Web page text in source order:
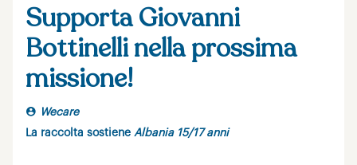
Supporta Giovanni
Bottinelli nella prossima
missione!
Wecare
La raccolta sostiene Albania 15/17 anni